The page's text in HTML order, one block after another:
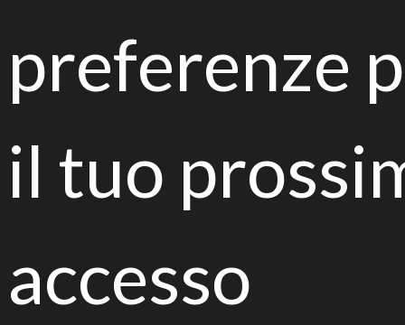
Strategie per la riqualificazione di suoli urbani
Combined green strategies for
preferenze
il tuo
accesso